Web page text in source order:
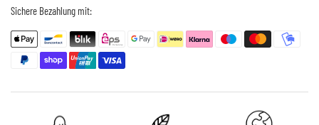
Sichere Bezahlung mit: